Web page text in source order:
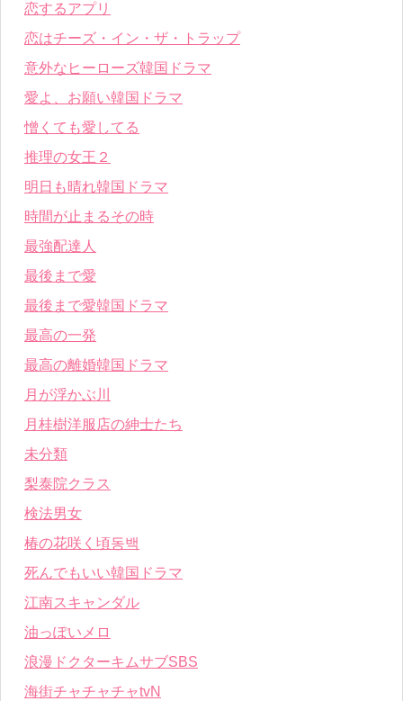
恋するアプリ
恋はチーズ・イン・ザ・トラップ
意外なヒーローズ韓国ドラマ
愛よ、お願い韓国ドラマ
憎くても愛してる
推理の女王２
明日も晴れ韓国ドラマ
時間が止まるその時
最強配達人
最後まで愛
最後まで愛韓国ドラマ
最高の一発
最高の離婚韓国ドラマ
月が浮かぶ川
月桂樹洋服店の紳士たち
未分類
梨泰院クラス
検法男女
椿の花咲く頃동백
死んでもいい韓国ドラマ
江南スキャンダル
油っぽいメロ
浪漫ドクターキムサブSBS
海街チャチャチャtvN